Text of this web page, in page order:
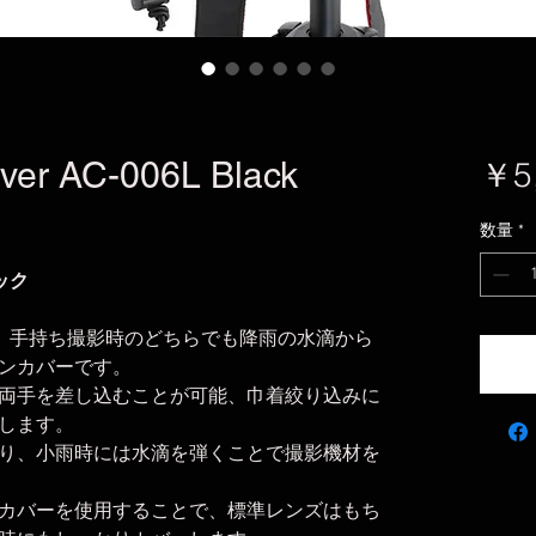
AC-006L Black
ク
手持ち撮影時のどちらでも降雨の水滴から
カバーです。
手を差し込むことが可能、巾着絞り込みに
ます。
、小雨時には水滴を弾くことで撮影機材を
バーを使用することで、標準レンズはもち
￥
数量 *